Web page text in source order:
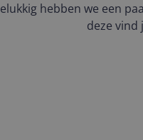
hebben we een
deze vind